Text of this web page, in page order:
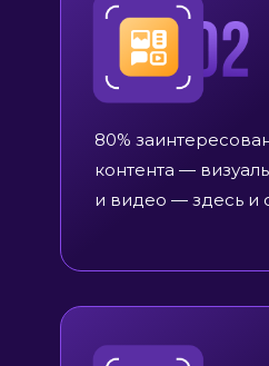
80%
контента —
и видео — здесь и